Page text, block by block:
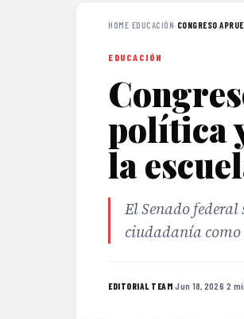
HOME›EDUCACIÓN› CONGRESO
EDUCACIÓN
política
la
El Senado
ciudadanía
EDITORIAL TEAM·Jun 18, 2026·2